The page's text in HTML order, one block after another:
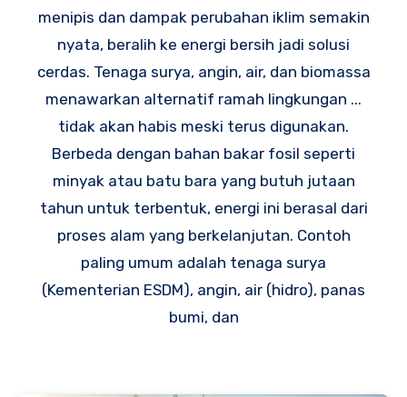
menipis dan dampak perubahan iklim semakin
nyata, beralih ke energi bersih jadi solusi
cerdas. Tenaga surya, angin, air, dan biomassa
menawarkan alternatif ramah lingkungan ...
tidak akan habis meski terus digunakan.
Berbeda dengan bahan bakar fosil seperti
minyak atau batu bara yang butuh jutaan
tahun untuk terbentuk, energi ini berasal dari
proses alam yang berkelanjutan. Contoh
paling umum adalah tenaga surya
(Kementerian ESDM), angin, air (hidro), panas
bumi, dan